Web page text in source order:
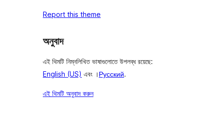
Report this theme
অনুবাদ
এই থিমটি নিম্নলিখিত ভাষাগুলোতে উপলব্ধ রয়েছে:
English (US) এবং ।Русский.
এই থিমটি অনুবাদ করুন